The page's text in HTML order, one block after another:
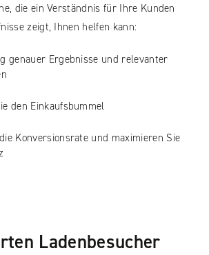
die ein Verständnis für Ihre Kunden
zeigt, Ihnen helfen kann:
genauer Ergebnisse und relevanter
den Einkaufsbummel
Konversionsrate und maximieren Sie
Ladenbesucher